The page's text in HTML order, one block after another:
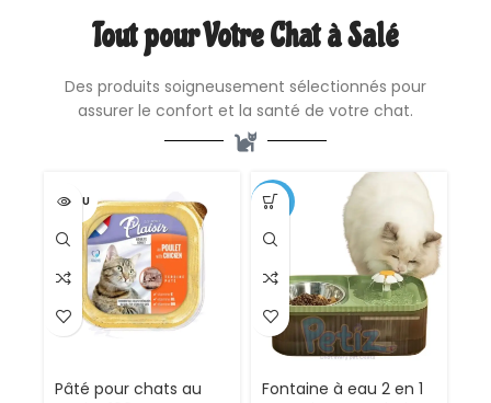
Tout pour Votre Chat à Salé
Des produits soigneusement sélectionnés pour
assurer le confort et la santé de votre chat.
VENDU
Pâté pour chats au
-17%
Fontaine à eau 2 en 1